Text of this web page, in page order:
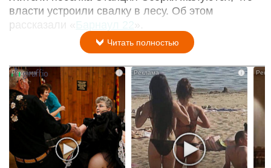
власти устроили свалку в лесу. Об этом
рассказали « Барнаул 22
Читать полностью
i